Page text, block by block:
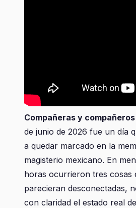
Compañeras y
de junio de 2026 fue un día
a quedar marcado en la
magisterio mexicano. En
horas ocurrieron tres cosas
parecieran desconectadas,
con claridad el estado real